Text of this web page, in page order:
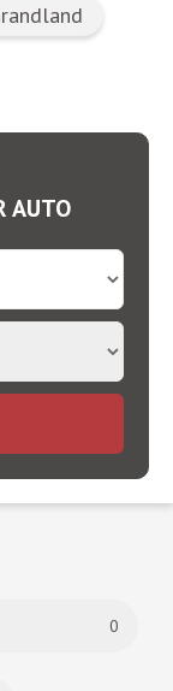
AUTO
0